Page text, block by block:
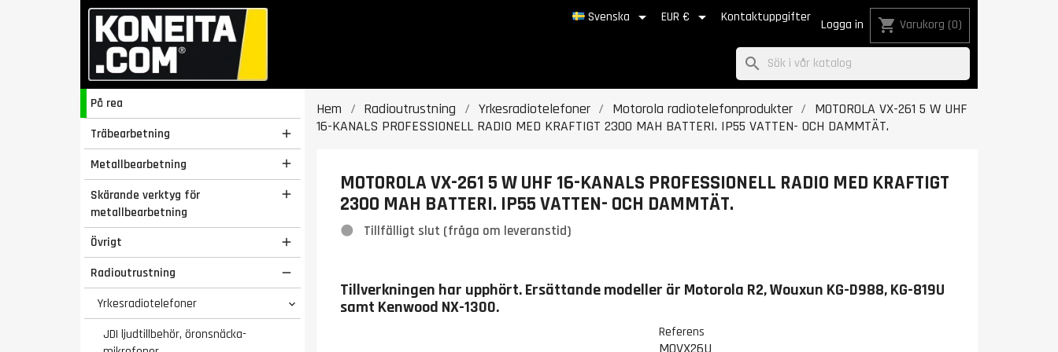
Svenska  EUR €  Kontaktuppgifter Logga in shopping_cart Varukorg (0)
search
På rea
Träbearbetning

Metallbearbetning 
Skärande verktyg för
metallbearbetning

Övrigt 
Radioutrustning 
Yrkesradiotelefoner 
JDI ljudtillbehör, öronsnäcka-
Hem Radioutrustning Yrkesradiotelefoner Motorola radiotelefonprodukter
MOTOROLA VX-261 5 W UHF
16-KANALS PROFESSIONELL RADIO MED KRAFTIGT 2300 MAH BATTERI. IP55 VATTEN- OCH DAMMTÄT.
MOTOROLA VX-261 5 W UHF 16-KANALS PROFESSIONELL RADIO MED KRAFTIGT
2300 MAH BATTERI. IP55 VATTEN- OCH DAMMTÄT.
Tillfälligt slut (fråga om leveranstid)
Tillverkningen har upphört. Ersättande modeller är Motorola R2, Wouxun KG-D988, KG-819U
samt Kenwood NX-1300.
Referens
MOVX26U